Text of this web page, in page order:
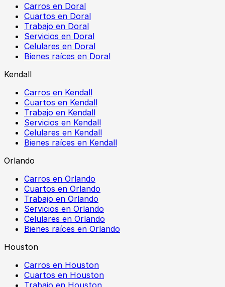
Carros en Doral
Cuartos en Doral
Trabajo en Doral
Servicios en Doral
Celulares en Doral
Bienes raíces en Doral
Kendall
Carros en Kendall
Cuartos en Kendall
Trabajo en Kendall
Servicios en Kendall
Celulares en Kendall
Bienes raíces en Kendall
Orlando
Carros en Orlando
Cuartos en Orlando
Trabajo en Orlando
Servicios en Orlando
Celulares en Orlando
Bienes raíces en Orlando
Houston
Carros en Houston
Cuartos en Houston
Trabajo en Houston